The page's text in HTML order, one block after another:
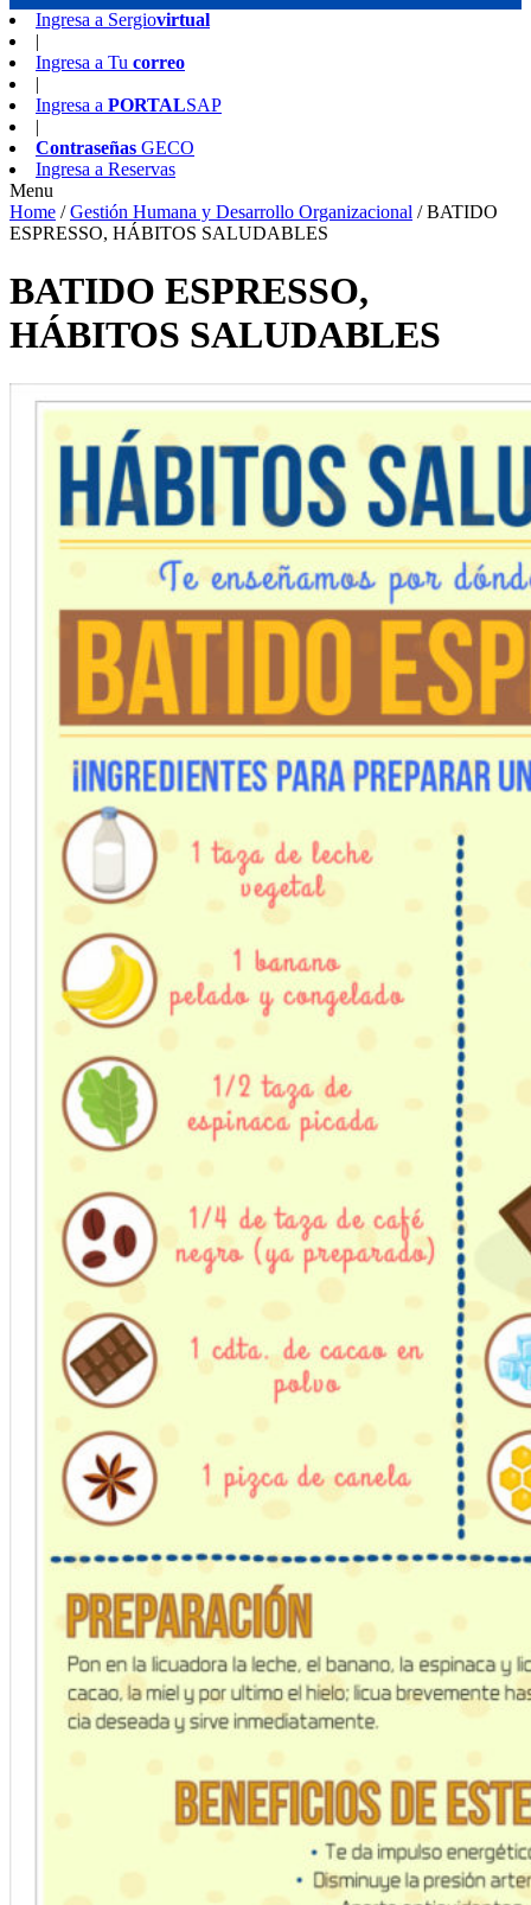
Ingresa a Sergiovirtual
|
Ingresa a Tu correo
|
Ingresa a PORTALSAP
|
Contraseñas GECO
Ingresa a Reservas
Menu
Home /Gestión Humana y Desarrollo Organizacional /BATIDO
ESPRESSO, HÁBITOS SALUDABLES
BATIDO ESPRESSO,
HÁBITOS SALUDABLES